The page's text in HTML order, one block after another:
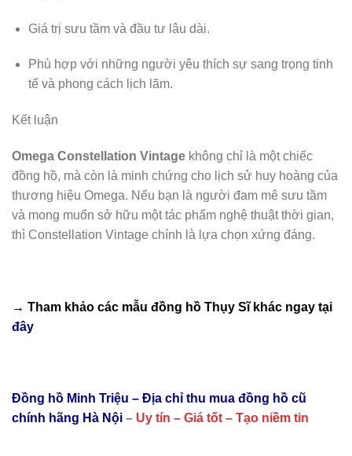
Giá trị sưu tầm và đầu tư lâu dài.
Phù hợp với những người yêu thích sự sang trọng tinh
tế và phong cách lịch lãm.
Kết luận
Omega Constellation Vintage không chỉ là một chiếc
đồng hồ, mà còn là minh chứng cho lịch sử huy hoàng của
thương hiệu Omega. Nếu bạn là người đam mê sưu tầm
và mong muốn sở hữu một tác phẩm nghệ thuật thời gian,
thì Constellation Vintage chính là lựa chọn xứng đáng.
→ Tham khảo các mẫu đồng hồ Thụy Sĩkhác ngay tại
đây
Đồng hồ Minh Triệu – Địa chỉ thu mua đồng hồ cũ
chính hãng Hà Nội – Uy tín – Giá tốt – Tạo niềm tin